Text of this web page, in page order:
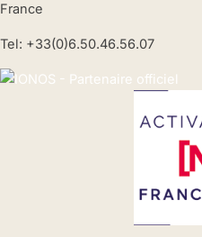
France
Tel: +33(0)6.50.46.56.07